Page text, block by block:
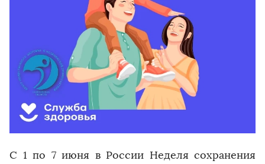
С 1 по 7 июня в России Неделя сохранения